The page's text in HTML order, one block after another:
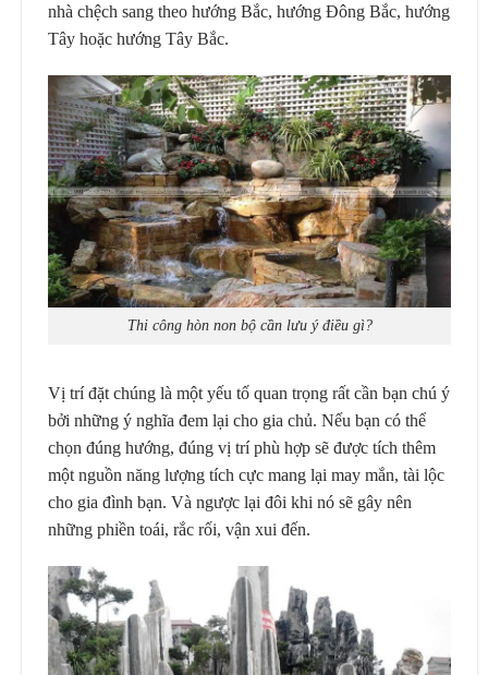
nhà chệch sang theo hướng Bắc, hướng Đông Bắc, hướng
Tây hoặc hướng Tây Bắc.
Thi công hòn non bộ cần lưu ý điều gì?
Vị trí đặt chúng là một yếu tố quan trọng rất cần bạn chú ý
bởi những ý nghĩa đem lại cho gia chủ. Nếu bạn có thể
chọn đúng hướng, đúng vị trí phù hợp sẽ được tích thêm
một nguồn năng lượng tích cực mang lại may mắn, tài lộc
cho gia đình bạn. Và ngược lại đôi khi nó sẽ gây nên
những phiền toái, rắc rối, vận xui đến.